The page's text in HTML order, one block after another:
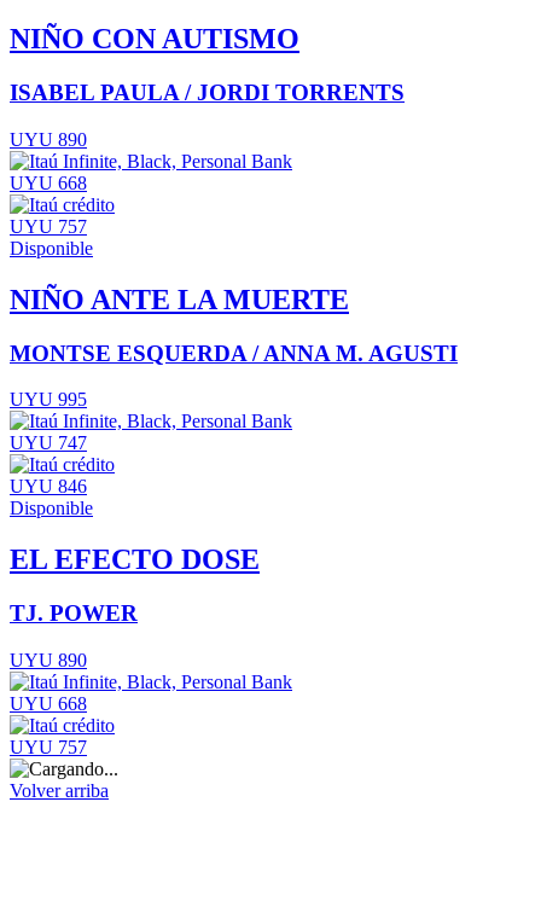
NIÑO CON AUTISMO
ISABEL PAULA / JORDI TORRENTS
UYU 890
UYU 668
UYU 757
Disponible
NIÑO ANTE LA MUERTE
MONTSE ESQUERDA / ANNA M. AGUSTI
UYU 995
UYU 747
UYU 846
Disponible
EL EFECTO DOSE
TJ. POWER
UYU 890
UYU 668
UYU 757
Volver arriba